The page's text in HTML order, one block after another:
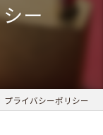
ー
プライバシーポリシー